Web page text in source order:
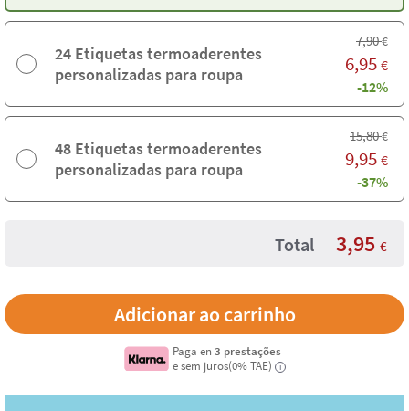
24 Etiquetas termoaderentes
personalizadas para roupa
7,90€
6,95 €
-12%
48 Etiquetas termoaderentes
personalizadas para roupa
15,80€
9,95 €
-37%
Total 3,95 €
Paga en3 prestações
e sem juros(0% TAE)
i